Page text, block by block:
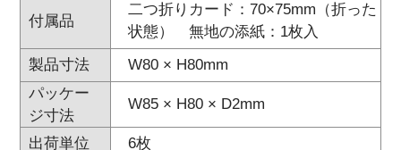
付属品
二つ折りカード：70×75mm（折った
状態） 無地の添紙：1枚入
製品寸法
W80 × H80mm
パッケー
ジ寸法
W85 × H80 × D2mm
出荷単位
6枚